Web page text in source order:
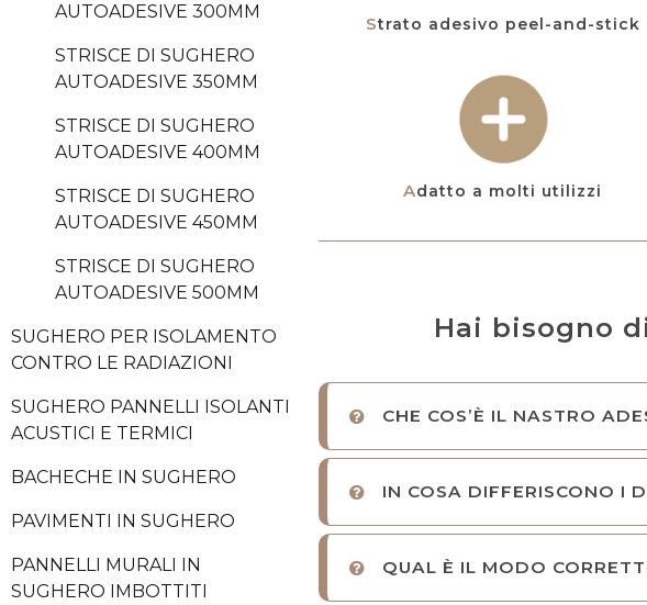
AUTOADESIVE 300MM
STRISCE DI SUGHERO
AUTOADESIVE 350MM
STRISCE DI SUGHERO
AUTOADESIVE 400MM
STRISCE DI SUGHERO
AUTOADESIVE 450MM
STRISCE DI SUGHERO
AUTOADESIVE 500MM
SUGHERO PER ISOLAMENTO
CONTRO LE RADIAZIONI
SUGHERO PANNELLI ISOLANTI
ACUSTICI E TERMICI
BACHECHE IN SUGHERO
PAVIMENTI IN SUGHERO
PANNELLI MURALI IN
SUGHERO IMBOTTITI
Strato adesivo peel-and-stick
Adatto a molti utilizzi
Hai bisogno
CHE COS’È IL NASTRO
IN COSA DIFFERISCONO I
QUAL È IL MODO